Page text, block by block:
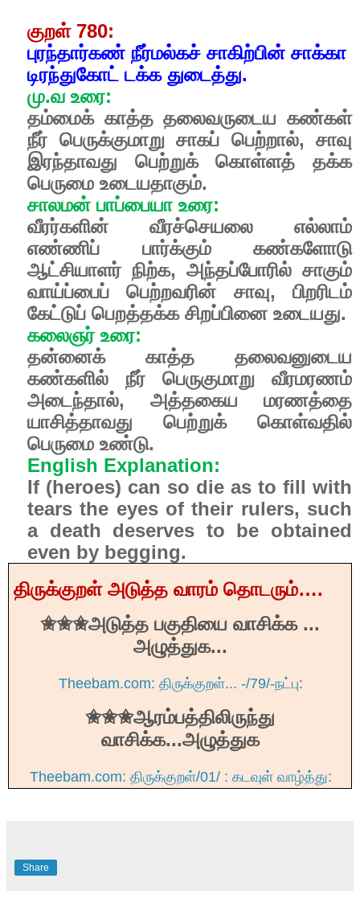
குறள் 780:
புரந்தார்கண் நீர்மல்கச் சாகிற்பின் சாக்கா
டிரந்துகோட் டக்க துடைத்து.
மு.வ உரை:
தம்மைக் காத்த தலைவருடைய கண்கள்
நீர் பெருக்குமாறு சாகப் பெற்றால், சாவு
இரந்தாவது பெற்றுக் கொள்ளத் தக்க
பெருமை உடையதாகும்.
சாலமன் பாப்பையா உரை:
வீரர்களின் வீரச்செயலை எல்லாம்
எண்ணிப் பார்க்கும் கண்களோடு
ஆட்சியாளர் நிற்க, அந்தப்போரில் சாகும்
வாய்ப்பைப் பெற்றவரின் சாவு, பிறரிடம்
கேட்டுப் பெறத்தக்க சிறப்பினை உடையது.
கலைஞர் உரை:
தன்னைக் காத்த தலைவனுடைய
கண்களில் நீர் பெருகுமாறு வீரமரணம்
அடைந்தால், அத்தகைய மரணத்தை
யாசித்தாவது பெற்றுக் கொள்வதில்
பெருமை உண்டு.
English Explanation:
If (heroes) can so die as to fill with
tears the eyes of their rulers, such
a death deserves to be obtained
even by begging.
திருக்குறள் அடுத்த வாரம் தொடரும்….
✬✬✬அடுத்த பகுதியை வாசிக்க...
அழுத்துக...
Theebam.com: திருக்குறள்... -/79/-நட்பு:
✬✬✬ஆரம்பத்திலிருந்து
வாசிக்க...அழுத்துக
Theebam.com: திருக்குறள்/01/ : கடவுள் வாழ்த்து:
Share